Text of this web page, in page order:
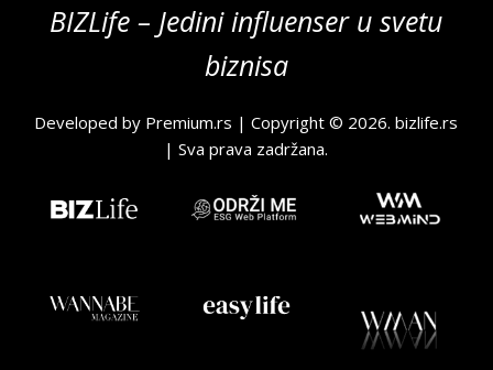
BIZLife – Jedini influenser u svetu
biznisa
Developed by Premium.rs | Copyright © 2026.bizlife.rs
| Sva prava zadržana.